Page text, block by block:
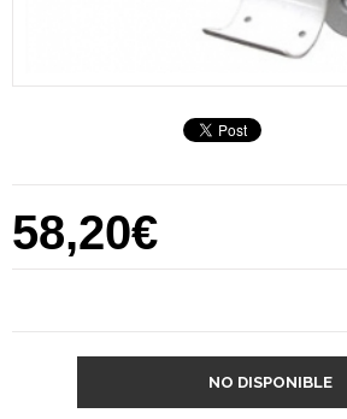
58,20€
NO DISPONIBLE